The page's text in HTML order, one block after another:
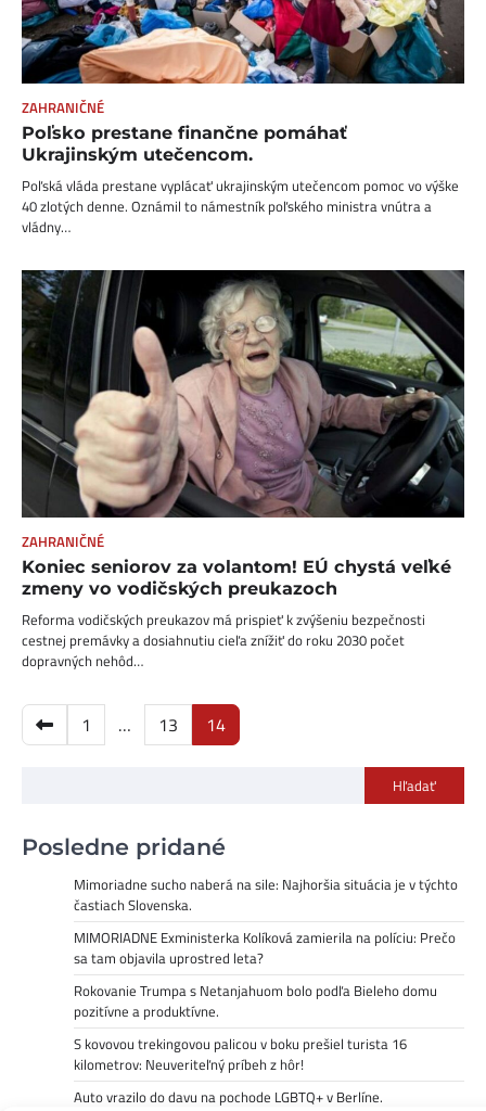
ZAHRANIČNÉ
Poľsko prestane finančne pomáhať
Ukrajinským utečencom.
Poľská vláda prestane vyplácať ukrajinským utečencom pomoc vo výške
40 zlotých denne. Oznámil to námestník poľského ministra vnútra a
vládny…
ZAHRANIČNÉ
Koniec seniorov za volantom! EÚ chystá veľké
zmeny vo vodičských preukazoch
Reforma vodičských preukazov má prispieť k zvýšeniu bezpečnosti
cestnej premávky a dosiahnutiu cieľa znížiť do roku 2030 počet
dopravných nehôd…
Stránkovanie
príspevkov
1 … 13 14
Hľadať
Posledne pridané
Mimoriadne sucho naberá na sile: Najhoršia situácia je v týchto
častiach Slovenska.
MIMORIADNE Exministerka Kolíková zamierila na políciu: Prečo
sa tam objavila uprostred leta?
Rokovanie Trumpa s Netanjahuom bolo podľa Bieleho domu
pozitívne a produktívne.
S kovovou trekingovou palicou v boku prešiel turista 16
kilometrov: Neuveriteľný príbeh z hôr!
Auto vrazilo do davu na pochode LGBTQ+ v Berlíne.